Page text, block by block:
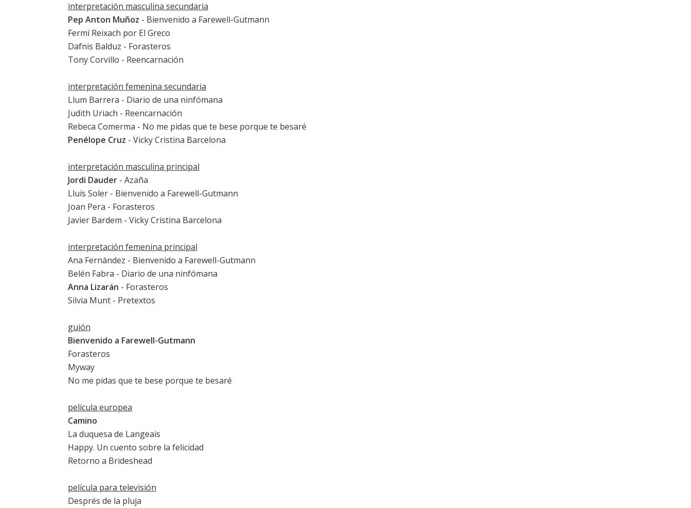
interpretación masculina secundaria
Pep Anton Muñoz - Bienvenido a Farewell-Gutmann
Fermí Reixach por El Greco
Dafnis Balduz - Forasteros
Tony Corvillo - Reencarnación
interpretación femenina secundaria
Llum Barrera - Diario de una ninfómana
Judith Uriach - Reencarnación
Rebeca Comerma - No me pidas que te bese porque te besaré
Penélope Cruz - Vicky Cristina Barcelona
interpretación masculina principal
Jordi Dauder - Azaña
Lluís Soler - Bienvenido a Farewell-Gutmann
Joan Pera - Forasteros
Javier Bardem - Vicky Cristina Barcelona
interpretación femenina principal
Ana Fernández - Bienvenido a Farewell-Gutmann
Belén Fabra - Diario de una ninfómana
Anna Lizarán - Forasteros
Silvia Munt - Pretextos
guión
Bienvenido a Farewell-Gutmann
Forasteros
Myway
No me pidas que te bese porque te besaré
película europea
Camino
La duquesa de Langeais
Happy. Un cuento sobre la felicidad
Retorno a Brideshead
película para televisión
Després de la pluja